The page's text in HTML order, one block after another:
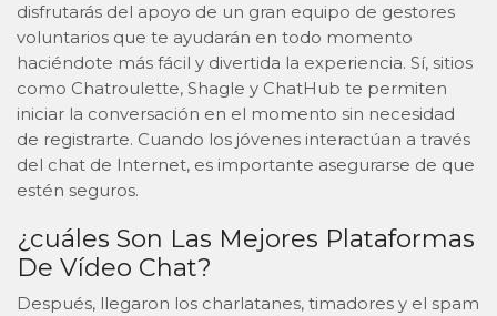
disfrutarás del apoyo de un gran equipo de gestores
voluntarios que te ayudarán en todo momento
haciéndote más fácil y divertida la experiencia. Sí, sitios
como Chatroulette, Shagle y ChatHub te permiten
iniciar la conversación en el momento sin necesidad
de registrarte. Cuando los jóvenes interactúan a través
del chat de Internet, es importante asegurarse de que
estén seguros.
¿cuáles Son Las Mejores Plataformas
De Vídeo Chat?
Después, llegaron los charlatanes, timadores y el spam